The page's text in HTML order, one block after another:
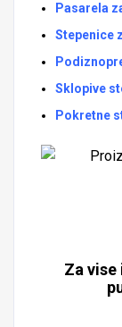
Pasarela
Stepenice
Sklopive
Pokretne
Za